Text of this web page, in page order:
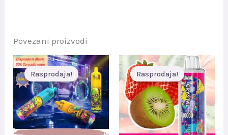
Povezani proizvodi
Rasprodaja!
Rasprodaja! Rasprodaja!
Rasprodaja!